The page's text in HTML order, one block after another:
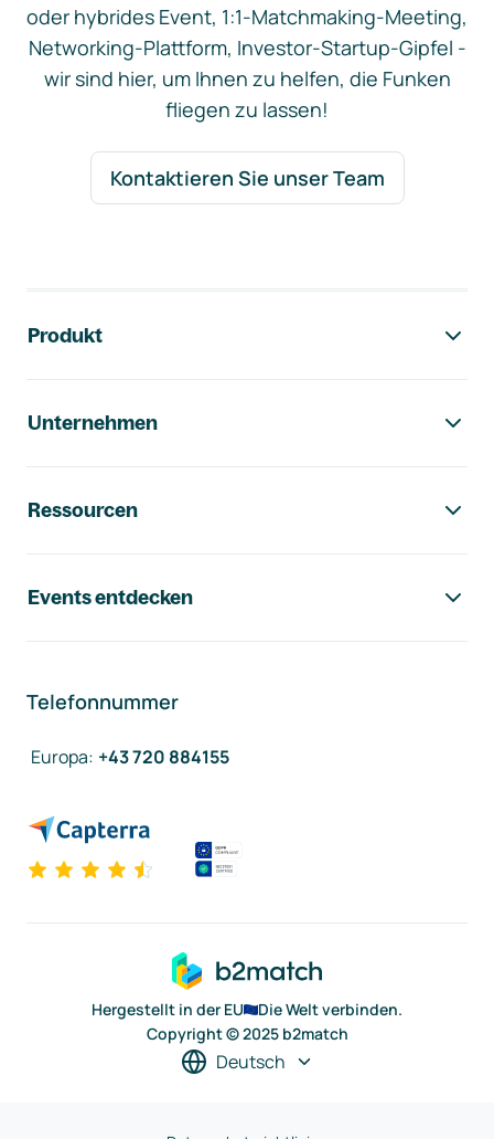
oder hybrides Event, 1:1-Matchmaking-Meeting,
Networking-Plattform, Investor-Startup-Gipfel -
wir sind hier, um Ihnen zu helfen, die Funken
fliegen zu lassen!
Kontaktieren Sie unser Team
Produkt
Unternehmen
Ressourcen
Events entdecken
Telefonnummer
Europa: +43 720 884155
Hergestellt in der EU
Die Welt verbinden.
Copyright © 2025 b2match
Deutsch